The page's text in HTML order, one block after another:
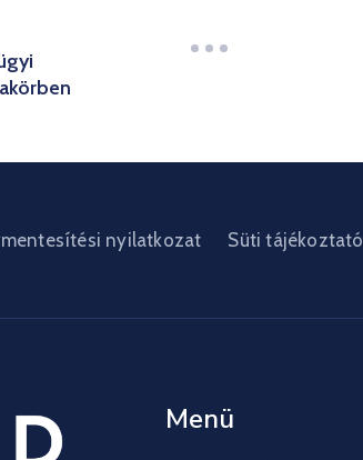
nyilatkozat Süti tájékoztató
Menü